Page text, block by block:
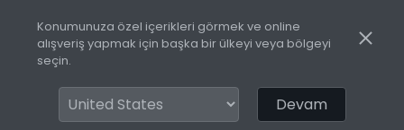
Konumunuza özel içerikleri görmek ve online
alışveriş yapmak için başka bir ülkeyi veya bölgeyi
seçin.
Devam